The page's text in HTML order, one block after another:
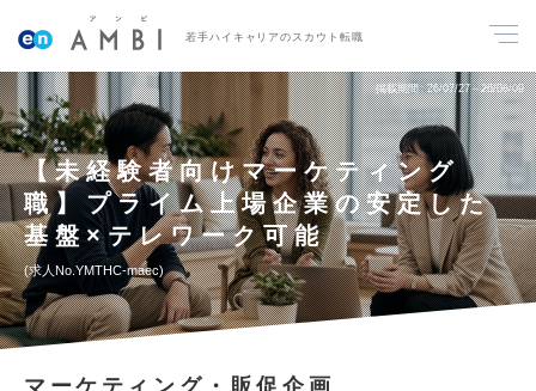
若手ハイキャリアのスカウト転職
掲載期間 26/07/27～26/08/09
【未経験者向けマーケティング
職】プライム上場企業の安定した
基盤×テレワーク可能
求人No.YMTHC-maec
マーケティング・販促企画